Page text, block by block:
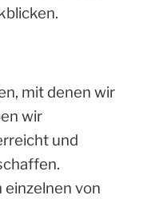
mit denen wir
wir
und
von